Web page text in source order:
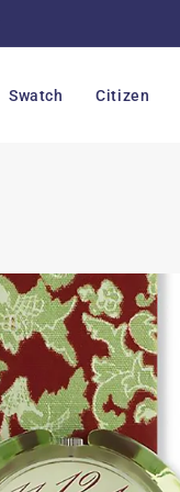
Swatch Citizen